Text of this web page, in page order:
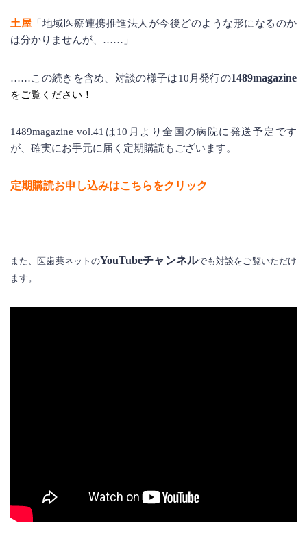
土屋 「地域医療連携推進法人が今後どのような形になるのか
は分かりませんが、……」
……この続きを含め、対談の様子は10月発行の1489magazine
をご覧ください！
1489magazine vol.41は10月より全国の病院に発送予定です
が、確実にお手元に届く定期購読もございます。
定期購読お申し込みはこちらをクリック
また、医歯薬ネットのYouTubeチャンネルでも対談をご覧いただけ
ます。